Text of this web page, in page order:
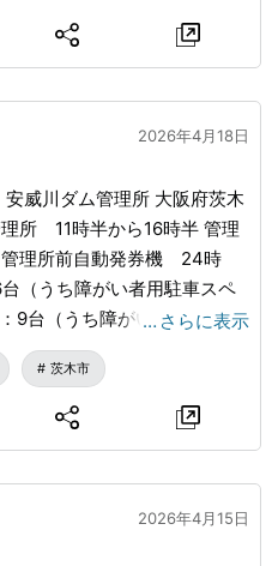
ツ 📍ストリート
ント
段 ICカードの事前チャージ
ッピングに
続きがスムーズに行えます
2026年4月18日
ム管理所 大阪府茨木
所 11時半から16時半 管理
理所前自動発券機 24時
9台（うち障がい者用駐車ス
の2021年3月 安威川ダ
れたロックフィルダムです。
上げたような外観になってい
… さらに表示
茨木市
2026年4月15日